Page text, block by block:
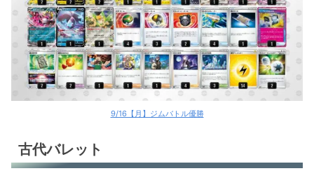
9/16【月】ジムバトル優勝
古代バレット